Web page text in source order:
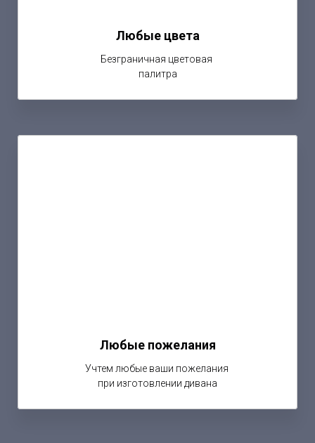
Любые цвета
Безграничная цветовая
палитра
Любые пожелания
Учтем любые ваши пожелания
при изготовлении дивана